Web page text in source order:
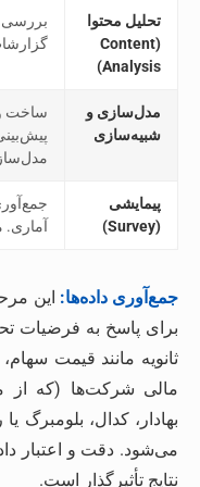
تحلیل محتوا
(Content
Analysis)
بررسی
مدل‌سازی و
شبیه‌سازی
ساخت
پیمایشی
(Survey)
جمع‌آوری داده‌ها: این
برای پاسخ به فرضیات
ثانویه مانند قیمت
مالی شرکت‌ها (که از
بهادار، کدال، بلومبرگ
می‌شود. دقت و اعتبار
نتایج تأثیرگذار است.